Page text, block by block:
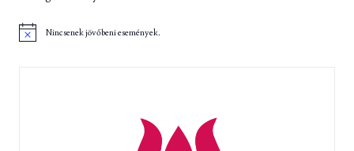
Nincsenek jövőbeni események.